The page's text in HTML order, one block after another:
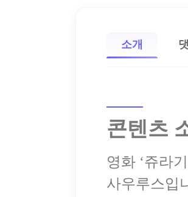
소개
콘텐츠
영화 ‘쥬라
사우루스입